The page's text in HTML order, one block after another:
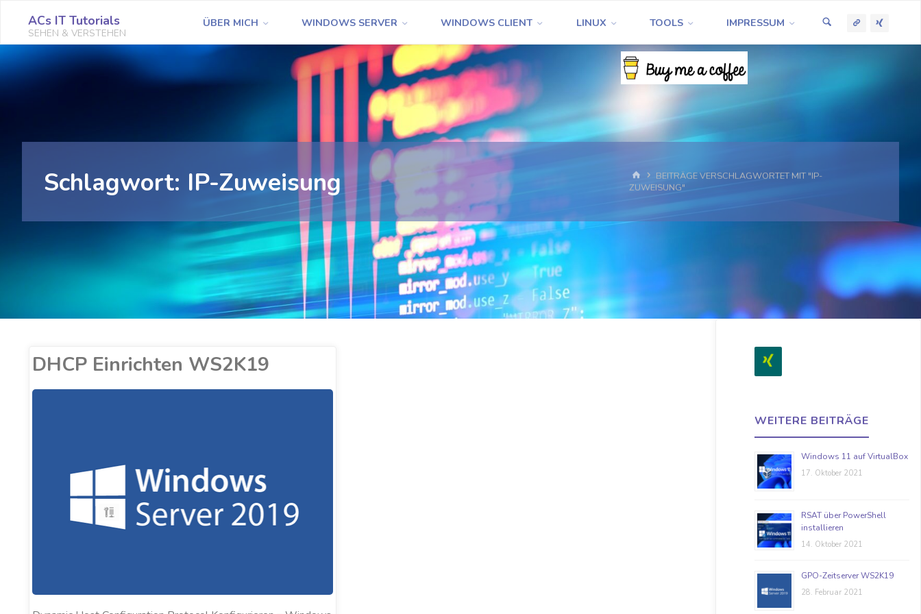
springen
ACs IT Tutorials
SEHEN & VERSTEHEN
ÜBER MICH WINDOWS SERVER WINDOWS CLIENT LINUX TOOLS IMPRESSUM
Schlagwort: IP-Zuweisung START
BEITRÄGE VERSCHLAGWORTET MIT "IP-
ZUWEISUNG"
DHCP Einrichten WS2K19
WEITERE BEITRÄGE
Windows 11 auf VirtualBox
17. Oktober 2021
RSAT über PowerShell
installieren
14. Oktober 2021
GPO-Zeitserver WS2K19
28. Februar 2021